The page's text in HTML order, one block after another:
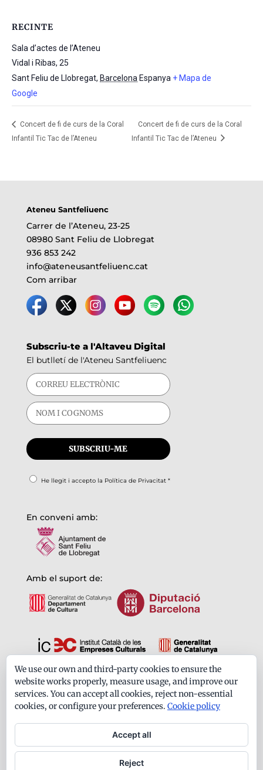
RECINTE
Sala d’actes de l’Ateneu
Vidal i Ribas, 25
Sant Feliu de Llobregat, Barcelona Espanya + Mapa de
Google
Concert de fi de curs de la Coral
Infantil Tic Tac de l’Ateneu
Concert de fi de curs de la Coral
Infantil Tic Tac de l’Ateneu
Ateneu Santfeliuenc
Carrer de l’Ateneu, 23-25
08980 Sant Feliu de Llobregat
936 853 242
info@ateneusantfeliuenc.cat
Com arribar
Subscriu-te a l'Altaveu Digital
El butlletí de l'Ateneu Santfeliuenc
He llegit i accepto la Política de Privacitat*
En conveni amb:
Amb el suport de:
Formem part de:
We use our own and third-party cookies to ensure the
website works properly, measure usage, and improve our
services. You can accept all cookies, reject non-essential
cookies, or configure your preferences. Cookie policy
Accept all
Reject